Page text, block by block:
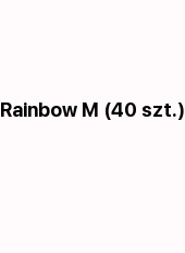
Rainbow M (40 szt.)